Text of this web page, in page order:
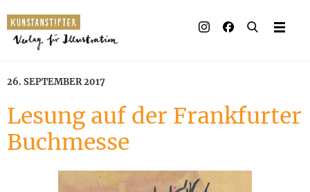
26. SEPTEMBER 2017
Lesung auf der Frankfurter
Buchmesse
Presse & Handel